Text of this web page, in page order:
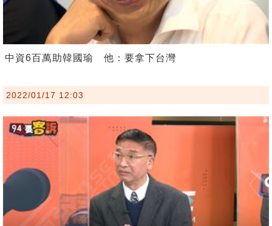
中資6百萬助韓國瑜 他：要拿下台灣
2022/01/17 12:03